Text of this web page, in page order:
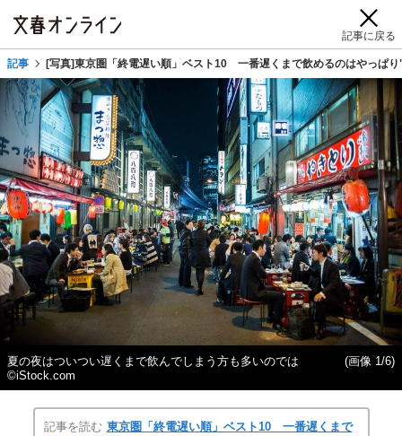
記事に戻る
記事 [写真]東京圏「終電遅い順」ベスト10 一番遅くまで飲めるのはやっぱ
夏の夜はついつい遅くまで飲んでしまう方も多いのでは
©iStock.com
(画像 1/6)
記事を読む 東京圏「終電遅い順」ベスト10 一番遅くまで